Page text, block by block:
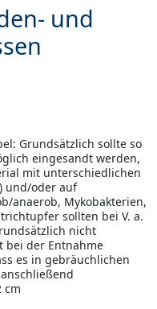
und
Grundsätzlich sollte so
eingesandt werden,
mit unterschiedlichen
und/oder auf
anaerob, Mykobakterien,
sollten bei V. a.
nicht
bei der Entnahme
es in gebräuchlichen
cm